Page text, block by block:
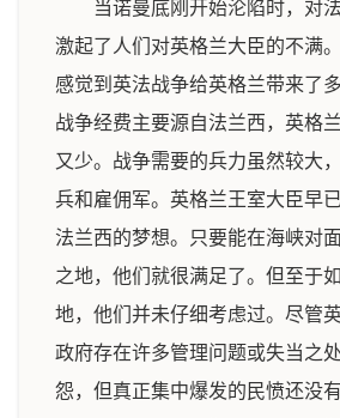
当诺曼底刚开始沦陷时，对
激起了人们对英格兰大臣的不满
感觉到英法战争给英格兰带来了
战争经费主要源自法兰西，英格
又少。战争需要的兵力虽然较大
兵和雇佣军。英格兰王室大臣早
法兰西的梦想。只要能在海峡对
之地，他们就很满足了。但至于
地，他们并未仔细考虑过。尽管
政府存在许多管理问题或失当之
怨，但真正集中爆发的民愤还没